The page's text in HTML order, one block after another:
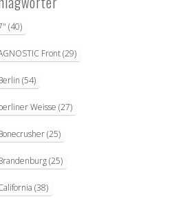
(40)
Front(29)
(54)
Weisse (27)
(25)
(25)
(38)